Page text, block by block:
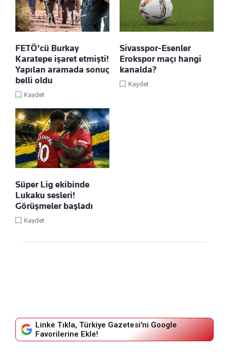
FETÖ'cü Burkay
Karatepe işaret etmişti!
Yapılan aramada sonuç
belli oldu
Kaydet
Sivasspor-Esenler
Erokspor maçı hangi
kanalda?
Kaydet
Süper Lig ekibinde
Lukaku sesleri!
Görüşmeler başladı
Kaydet
Linke Tıkla, Türkiye Gazetesi'ni Google
Favorilerine Ekle!